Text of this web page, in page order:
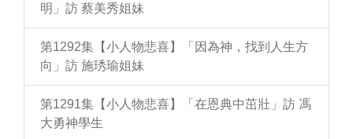
明」訪 蔡美秀姐妹
第1292集【小人物悲喜】「因為神，找到人生方
向」訪 施琇瑜姐妹
第1291集【小人物悲喜】「在恩典中茁壯」訪 馮
大勇神學生